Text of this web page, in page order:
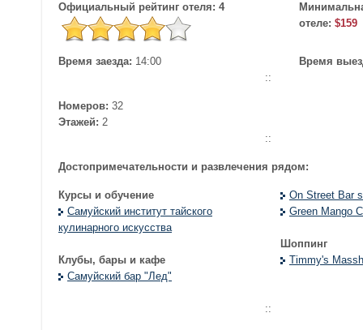
Официальный рейтинг отеля: 4
отеле: $159
Время заезда: 14:00
Время
::
Номеров: 32
Этажей: 2
::
Достопримечательности и развлечения рядом:
Курсы и обучение
Самуйский институт тайского
кулинарного искусства
Клубы, бары и кафе
Самуйский бар "Лед"
On Street Bar
Green Mango
Шоппинг
Timmy's
::